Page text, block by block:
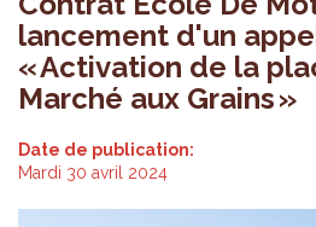
lancement d'un
« Activation de la
Marché aux Grains »
Date de publication:
Mardi 30 avril 2024